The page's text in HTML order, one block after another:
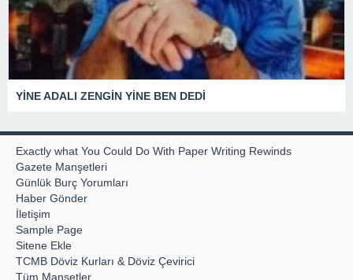
YİNE ADALI ZENGİN YİNE BEN DEDİ
Exactly what You Could Do With Paper Writing Rewinds
Gazete Manşetleri
Günlük Burç Yorumları
Haber Gönder
İletişim
Sample Page
Sitene Ekle
TCMB Döviz Kurları & Döviz Çevirici
Tüm Manşetler